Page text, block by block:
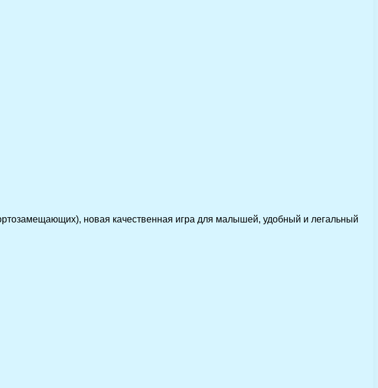
новая качественная игра для малышей, удобный и легальный